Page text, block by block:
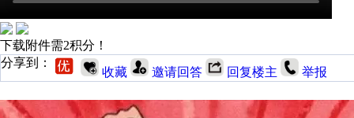
下载附件需2积分！
分享到：
收藏 邀请回答 回复楼主 举报